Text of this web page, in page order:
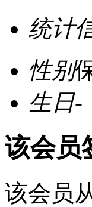
统计
性别
生日-
该会员
该会员